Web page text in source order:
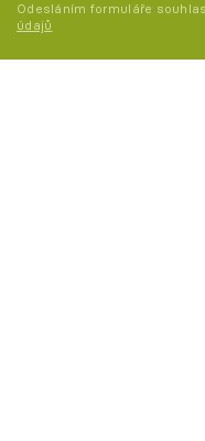
Odesláním formuláře
údajů